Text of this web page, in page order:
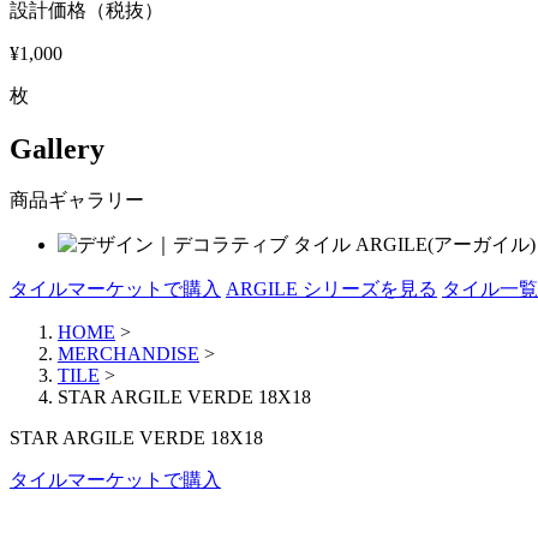
設計価格（税抜）
¥1,000
枚
Gallery
商品ギャラリー
タイルマーケットで購入 ARGILE シリーズを見る タイル一
HOME >
MERCHANDISE >
TILE >
STAR ARGILE VERDE 18X18
STAR ARGILE VERDE 18X18
タイルマーケットで購入